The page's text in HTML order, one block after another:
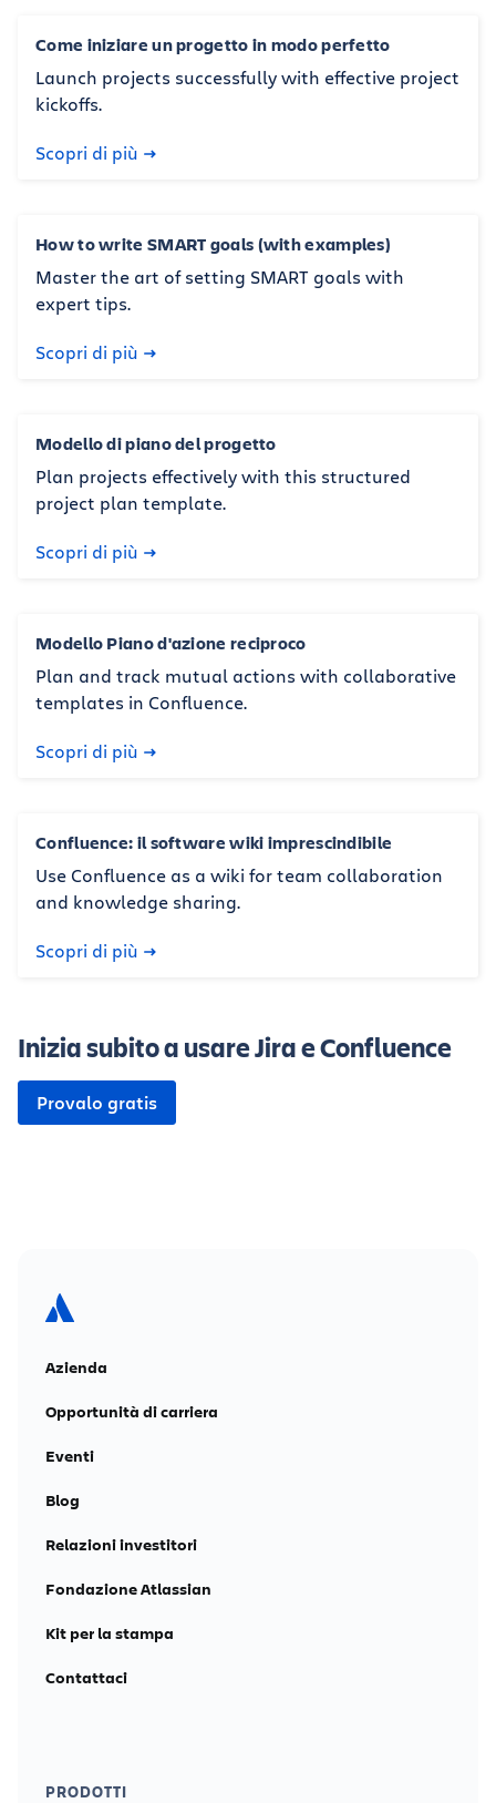
Come iniziare un progetto in modo perfetto
Launch projects successfully with effective project
kickoffs.
Scopri di più
How to write SMART goals (with examples)
Master the art of setting SMART goals with
expert tips.
Scopri di più
Modello di piano del progetto
Plan projects effectively with this structured
project plan template.
Scopri di più
Modello Piano d'azione reciproco
Plan and track mutual actions with collaborative
templates in Confluence.
Scopri di più
Confluence: il software wiki imprescindibile
Use Confluence as a wiki for team collaboration
and knowledge sharing.
Scopri di più
Inizia subito a usare Jira e Confluence
Provalo gratis
Azienda
Opportunità di carriera
Eventi
Blog
Relazioni investitori
Fondazione Atlassian
Kit per la stampa
Contattaci
PRODOTTI